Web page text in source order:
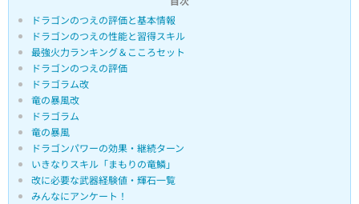
ドラゴンのつえの評価と基本情報
ドラゴンのつえの性能と習得スキル
最強火力ランキング＆こころセット
ドラゴンのつえの評価
ドラゴラム改
竜の暴風改
ドラゴラム
竜の暴風
ドラゴンパワーの効果・継続ターン
いきなりスキル「まもりの竜鱗」
改に必要な武器経験値・輝石一覧
みんなにアンケート！